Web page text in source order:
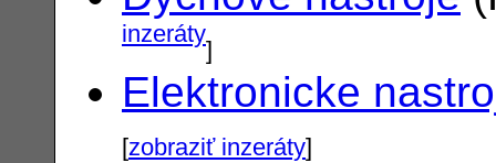
inzeráty]
Elektronicke
[zobraziť inzeráty]